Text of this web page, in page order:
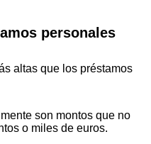
personales
altas que los préstamos
son montos que no
o miles de euros.